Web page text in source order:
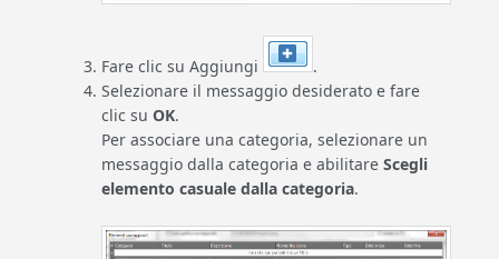
Fare clic su Aggiungi
.
Selezionare il messaggio desiderato e fare
clic su OK.
Per associare una categoria, selezionare un
messaggio dalla categoria e abilitare Scegli
elemento casuale dalla categoria.